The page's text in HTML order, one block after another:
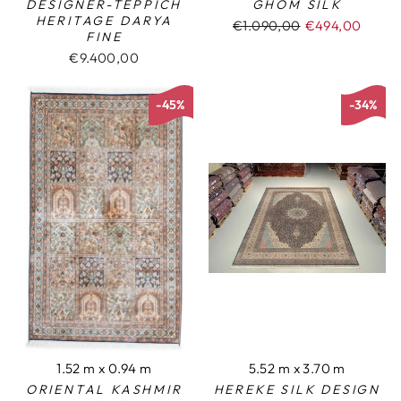
DESIGNER-TEPPICH
HERITAGE DARYA
FINE
€9.400,00
GHOM SILK
Normaler
€1.090,00 Sonderpreis
€494,00
-45%
1.52 m x 0.94 m
ORIENTAL KASHMIR
-34%
5.52 m x 3.70 m
HEREKE SILK DESIGN